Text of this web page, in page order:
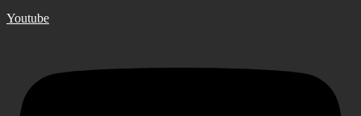
Youtube